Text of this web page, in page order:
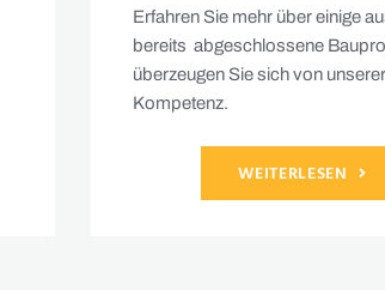
Erfahren Sie mehr über einige
bereits abgeschlossene
überzeugen Sie sich von unserer
Kompetenz.
WEITERLESEN